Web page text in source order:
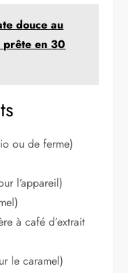
douce au
prête en 30
ou de ferme)
l’appareil)
à café d’extrait
le caramel)